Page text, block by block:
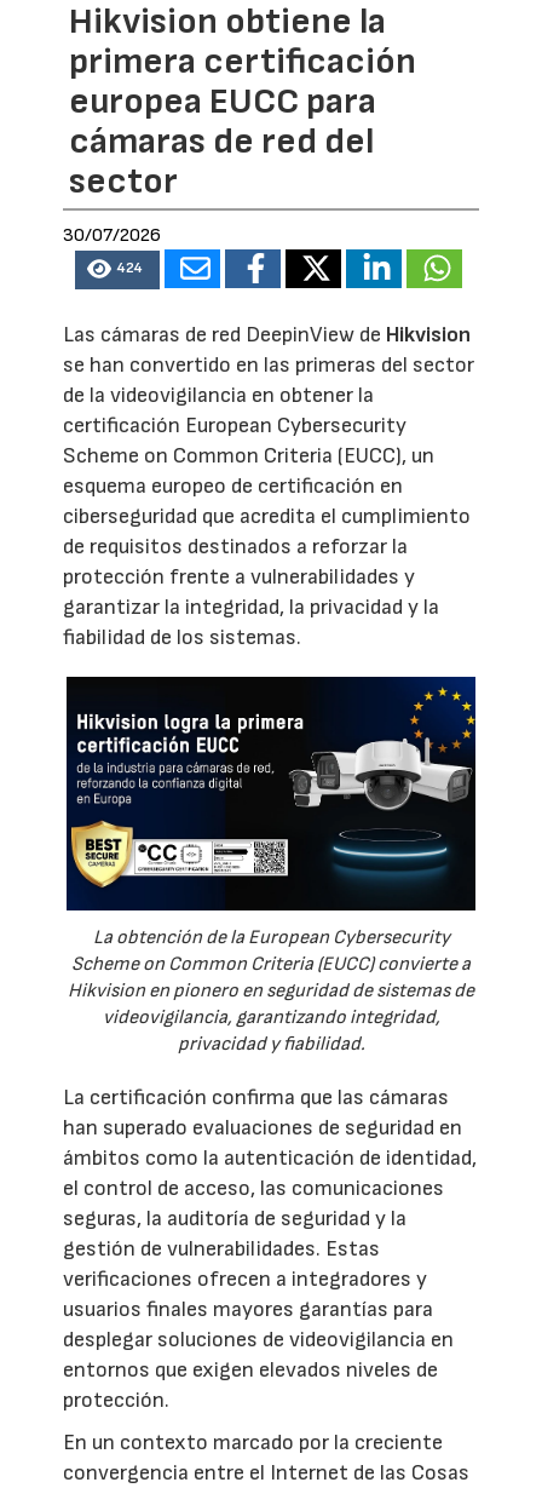
Hikvision obtiene la
primera certificación
europea EUCC para
cámaras de red del
sector
30/07/2026
424
Las cámaras de red DeepinView de Hikvision
se han convertido en las primeras del sector
de la videovigilancia en obtener la
certificación European Cybersecurity
Scheme on Common Criteria (EUCC), un
esquema europeo de certificación en
ciberseguridad que acredita el cumplimiento
de requisitos destinados a reforzar la
protección frente a vulnerabilidades y
garantizar la integridad, la privacidad y la
fiabilidad de los sistemas.
La obtención de la European Cybersecurity
Scheme on Common Criteria (EUCC) convierte a
Hikvision en pionero en seguridad de sistemas de
videovigilancia, garantizando integridad,
privacidad y fiabilidad.
La certificación confirma que las cámaras
han superado evaluaciones de seguridad en
ámbitos como la autenticación de identidad,
el control de acceso, las comunicaciones
seguras, la auditoría de seguridad y la
gestión de vulnerabilidades. Estas
verificaciones ofrecen a integradores y
usuarios finales mayores garantías para
desplegar soluciones de videovigilancia en
entornos que exigen elevados niveles de
protección.
En un contexto marcado por la creciente
convergencia entre el Internet de las Cosas